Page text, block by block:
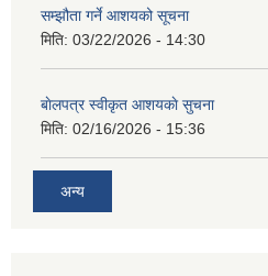
सम्झौता गर्ने आशयको सूचना
मिति: 03/22/2026 - 14:30
बाेलपत्र स्वीकृत आशयकाे सुचना
मिति: 02/16/2026 - 15:36
अन्य